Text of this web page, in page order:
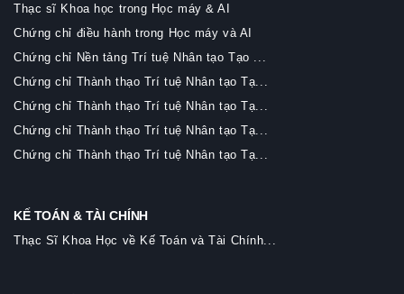
Thạc sĩ Khoa học trong Học máy & AI
Chứng chỉ điều hành trong Học máy và AI
Chứng chỉ Nền tảng Trí tuệ Nhân tạo Tạo ...
Chứng chỉ Thành thạo Trí tuệ Nhân tạo Tạ...
Chứng chỉ Thành thạo Trí tuệ Nhân tạo Tạ...
Chứng chỉ Thành thạo Trí tuệ Nhân tạo Tạ...
Chứng chỉ Thành thạo Trí tuệ Nhân tạo Tạ...
KẾ TOÁN & TÀI CHÍNH
Thạc Sĩ Khoa Học về Kế Toán và Tài Chính...